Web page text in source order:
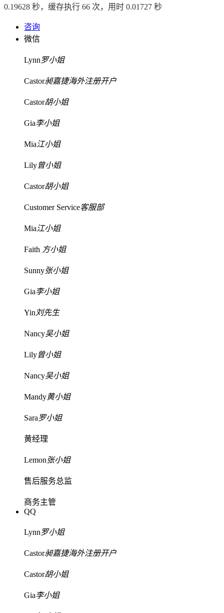
0.19628 秒，缓存执行 66 次，用时 0.01727 秒
咨询
微信
Lynn罗小姐
Castor昶嘉捷海外注册开户
Castor胡小姐
Gia李小姐
Mia江小姐
Lily曾小姐
Castor胡小姐
Customer Service客服部
Mia江小姐
Faith 方小姐
Sunny张小姐
Gia李小姐
Yin 刘先生
Nancy吴小姐
Lily曾小姐
Nancy吴小姐
Mandy黄小姐
Sara罗小姐
黄经理
Lemon张小姐
售后服务总监
商务主管
QQ
Lynn罗小姐
Castor昶嘉捷海外注册开户
Castor胡小姐
Gia李小姐